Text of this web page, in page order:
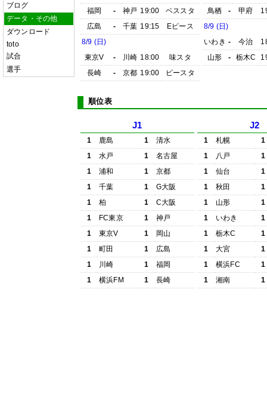
ブログ
データ・その他
ダウンロード
toto
試合
選手
福岡
- 神戸 19:00
ベススタ
広島
- 千葉 19:15
Eピース
8/9 (日)
東京V
- 川崎 18:00
味スタ
長崎
- 京都 19:00 ピースタ
鳥栖
- 甲府
8/9 (日)
いわき - 今治
山形
- 栃木C
順位表
J1
1 鹿島 1
清水
1
水戸 1
名古屋
1
浦和 1
京都
1
千葉 1
G大阪
1
柏 1
C大阪
1
FC東京 1
神戸
1
東京V 1
岡山
1
町田 1
広島
1
川崎 1
福岡
1
横浜FM 1 長崎
J2
1 札幌
1
1
八戸
1
1
仙台
1
1
秋田
1
1
山形
1
1
いわき
1
1
栃木C
1
1
大宮
1
1
横浜FC
1
1
湘南 1